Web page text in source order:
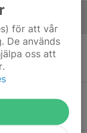
FK Vit
för att vår
De används
oss att